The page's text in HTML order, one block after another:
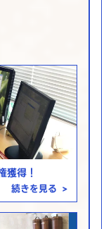
獲得！
続きを見る >